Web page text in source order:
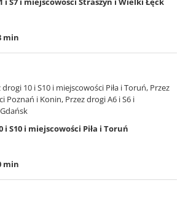
min
10 i S10 i miejscowości Piła i Toruń, Przez
Poznań i Konin, Przez drogi A6 i S6 i
i S10 i miejscowości Piła i Toruń
min